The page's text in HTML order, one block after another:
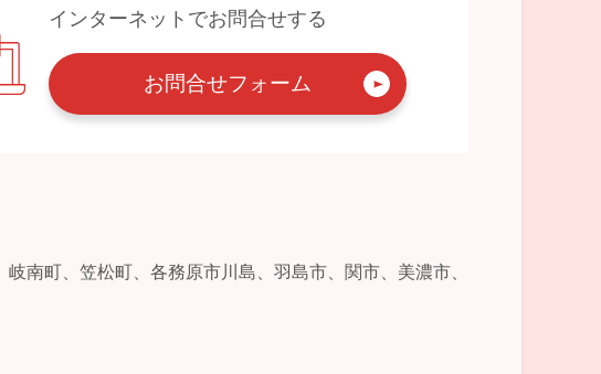
インターネットでお問合せする
お問合せフォーム
南町、笠松町、各務原市川島、羽島市、関市、美濃市、